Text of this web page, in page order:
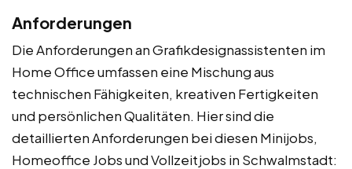
Anforderungen
Die Anforderungen an Grafikdesignassistenten im
Home Office umfassen eine Mischung aus
technischen Fähigkeiten, kreativen Fertigkeiten
und persönlichen Qualitäten. Hier sind die
detaillierten Anforderungen bei diesen Minijobs,
Homeoffice Jobs und Vollzeitjobs in Schwalmstadt: